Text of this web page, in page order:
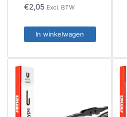
€2,05 Excl. BTW
In winkelwagen